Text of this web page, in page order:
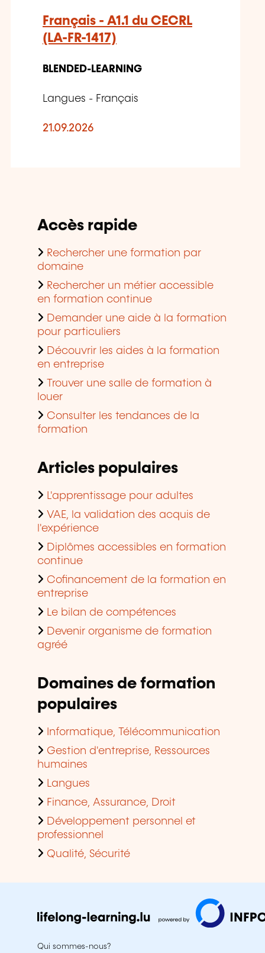
Français - A1.1 du CECRL
(LA-FR-1417)
BLENDED-LEARNING
Langues - Français
21.09.2026
Accès rapide
Rechercher une formation par
domaine
Rechercher un métier accessible
en formation continue
Demander une aide à la formation
pour particuliers
Découvrir les aides à la formation
en entreprise
Trouver une salle de formation à
louer
Consulter les tendances de la
formation
Articles populaires
L'apprentissage pour adultes
VAE, la validation des acquis de
l'expérience
Diplômes accessibles en formation
continue
Cofinancement de la formation en
entreprise
Le bilan de compétences
Devenir organisme de formation
agréé
Domaines de formation
populaires
Informatique, Télécommunication
Gestion d'entreprise, Ressources
humaines
Langues
Finance, Assurance, Droit
Développement personnel et
professionnel
Qualité, Sécurité
Qui sommes-nous?